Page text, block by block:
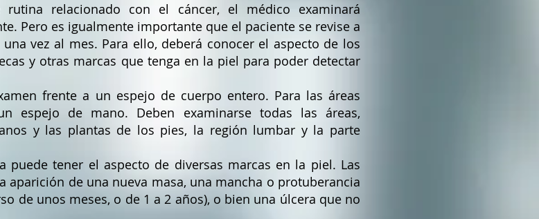
relacionado con el cáncer, el médico examinará
Pero es igualmente importante que el paciente se revise a
vez al mes. Para ello, deberá conocer el aspecto de los
y otras marcas que tenga en la piel para poder detectar
frente a un espejo de cuerpo entero. Para las áreas
espejo de mano. Deben examinarse todas las áreas,
y las plantas de los pies, la región lumbar y la parte
puede tener el aspecto de diversas marcas en la piel. Las
aparición de una nueva masa, una mancha o protuberancia
de unos meses, o de 1 a 2 años), o bien una úlcera que no